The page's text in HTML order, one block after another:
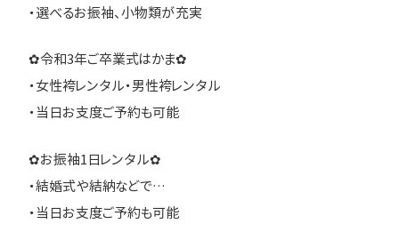
・選べるお振袖、小物類が充実
✿令和3年ご卒業式はかま✿
・女性袴レンタル・男性袴レンタル
・当日お支度ご予約も可能
✿お振袖1日レンタル✿
・結婚式や結納などで…
・当日お支度ご予約も可能